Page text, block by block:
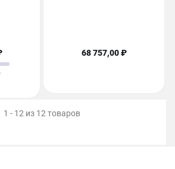
68 757,00 ₽
1 - 12 из 12 товаров